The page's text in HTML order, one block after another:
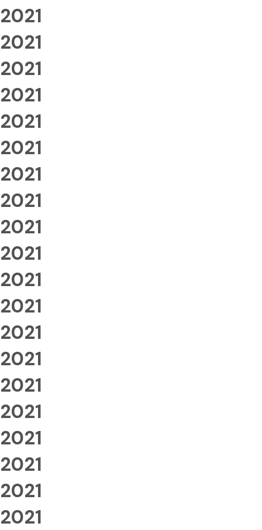
2021
2021
2021
2021
2021
2021
2021
2021
2021
2021
2021
2021
2021
2021
2021
2021
2021
2021
2021
2021